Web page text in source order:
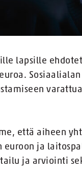
lapsille
että aiheen
euroon ja
ja arviointi